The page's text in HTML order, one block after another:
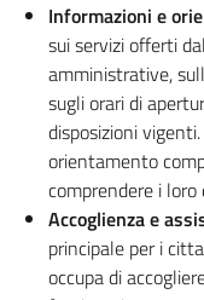
Informazioni e
sui servizi offerti
amministrative,
sugli orari di
disposizioni
orientamento
comprendere i
Accoglienza e
principale per i
occupa di